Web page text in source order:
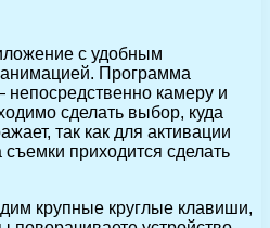
с удобным
Программа
камеру и
сделать выбор, куда
так как для активации
приходится сделать
крупные круглые клавиши,